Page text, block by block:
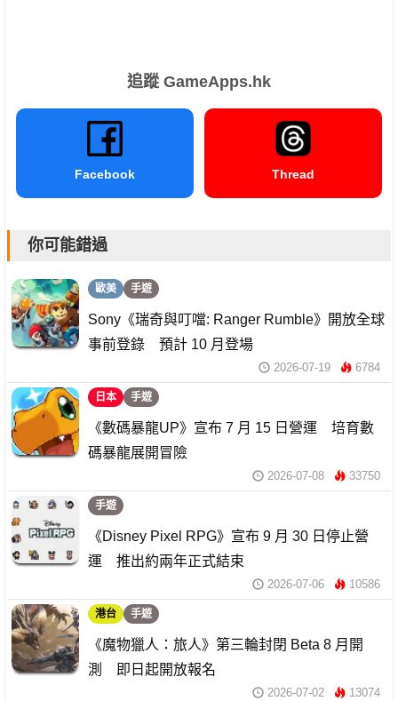
追蹤 GameApps.hk
Facebook Thread
你可能錯過
歐美 手遊
Sony《瑞奇與叮噹: Ranger Rumble》開放全球
事前登錄 預計 10 月登場
2026-07-19 6784
日本 手遊
《數碼暴龍UP》宣布 7 月 15 日營運 培育數
碼暴龍展開冒險
2026-07-08 33750
手遊
《Disney Pixel RPG》宣布 9 月 30 日停止營
運 推出約兩年正式結束
2026-07-06 10586
港台 手遊
《魔物獵人：旅人》第三輪封閉 Beta 8 月開
測 即日起開放報名
2026-07-02 13074